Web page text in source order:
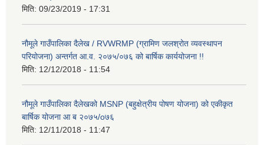
मिति: 09/23/2019 - 17:31
नौमूले गाउँपालिका दैलेख / RVWRMP (ग्रामिण जलश्रोत व्यवस्थापन
परियोजना) अन्तर्गत आ.व. २०७५/०७६ को बार्षिक कार्ययोजना !!
मिति: 12/12/2018 - 11:54
नौमूले गाउँपालिका दैलेखको MSNP (बहुक्षेत्रीय पोषण योजना) को एकीकृत
बार्षिक योजना आ ब २०७५/o७६
मिति: 12/11/2018 - 11:47